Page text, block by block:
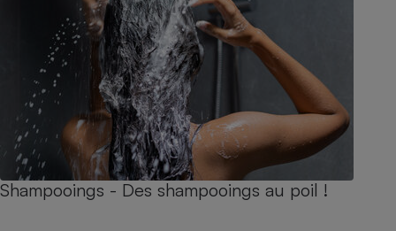
Shampooings - Des shampooings au poil !